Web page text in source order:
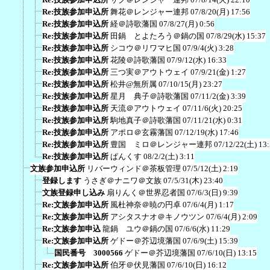
Re:技族参加申込所 舞花＠レンジャー連邦 07/8/20(月) 17:56
Re:技族参加申込所 経＠詩歌藩国 07/8/27(月) 0:56
Re:技族参加申込所 田鍋 とよたろう＠鍋の国 07/8/29(水) 15:37
Re:技族参加申込所 シコウ＠リワマヒ国 07/9/4(火) 3:28
Re:技族参加申込所 花陵＠詩歌藩国 07/9/12(水) 16:33
Re:技族参加申込所 三つ実＠アウトウェイ 07/9/21(金) 1:27
Re:技族参加申込所 松井@無所属 07/10/15(月) 23:27
Re:技族参加申込所 星月 典子＠詩歌藩国 07/11/2(金) 3:39
Re:技族参加申込所 天流＠アウトウェイ 07/11/6(火) 20:25
Re:技族参加申込所 駒地真子＠詩歌藩国 07/11/21(水) 0:31
Re:技族参加申込所 アポロ＠玄霧藩国 07/12/19(水) 17:46
Re:技族参加申込所 豊国 ミロ＠レンジャー連邦 07/12/22(土)
Re:技族参加申込所 ぱんくす 08/2/2(土) 3:11
文族参加申込所 リバーウィンド＠茶板管理 07/5/12(土) 2:19
登録します うさぎ＠ナニワ＠文族 07/5/31(木) 23:40
文族登録申し込み 扇りんく＠世界忍者国 07/6/3(日) 9:39
Re:文族参加申込所 風杜神奈＠暁の円卓 07/6/4(月) 1:17
Re:文族参加申込所 アシタスナオ＠キノウツン 07/6/4(月) 2:09
Re:文族参加申込 龍鍋 ユウ＠鍋の国 07/6/6(水) 11:29
Re:文族参加申込所 ゲドー＠芥辺境藩国 07/6/9(土) 15:39
国民番号 3000566 ゲドー＠芥辺境藩国 07/6/10(日) 13:15
Re:文族参加申込所 伯牙＠伏見藩国 07/6/10(日) 16:12